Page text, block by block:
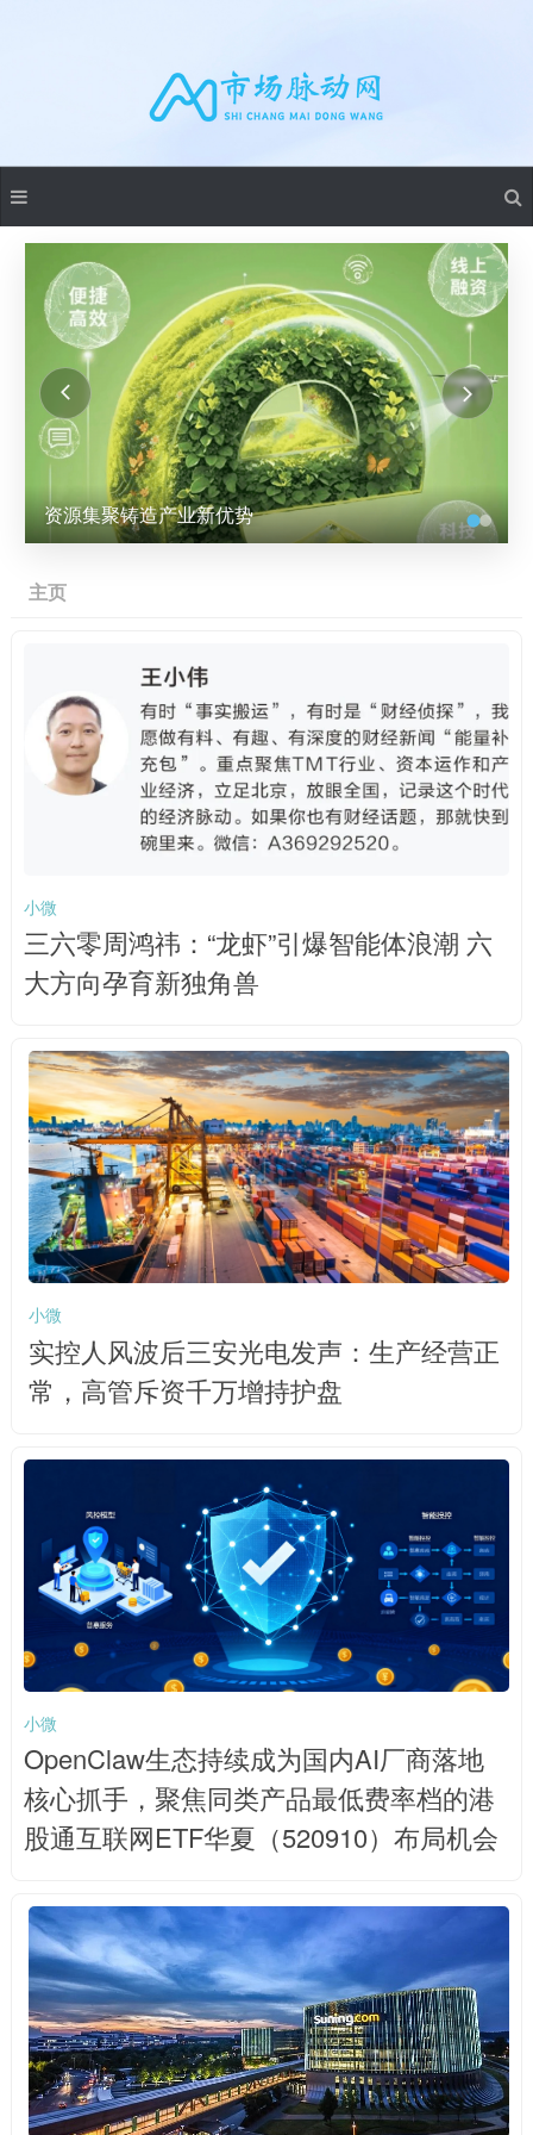
湘电股份成立多家能源科技公司
主页
小微
三六零周鸿祎：“龙虾”引爆智能体浪潮 六
大方向孕育新独角兽
小微
实控人风波后三安光电发声：生产经营正
常，高管斥资千万增持护盘
小微
OpenClaw生态持续成为国内AI厂商落地
核心抓手，聚焦同类产品最低费率档的港
股通互联网ETF华夏（520910）布局机会